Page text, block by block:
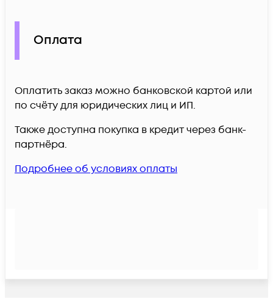
Оплата
Оплатить заказ можно банковской картой или
по счёту для юридических лиц и ИП.
Также доступна покупка в кредит через банк-
партнёра.
Подробнее об условиях оплаты